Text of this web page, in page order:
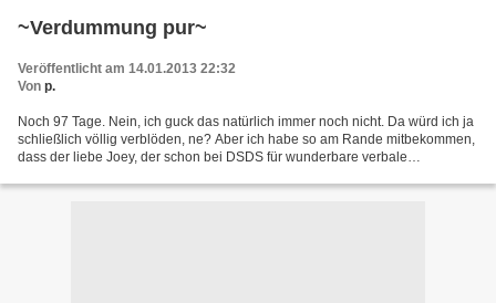
~Verdummung pur~
Veröffentlicht am 14.01.2013 22:32
Von p.
Noch 97 Tage. Nein, ich guck das natürlich immer noch nicht. Da würd ich ja
schließlich völlig verblöden, ne? Aber ich habe so am Rande mitbekommen,
dass der liebe Joey, der schon bei DSDS für wunderbare verbale